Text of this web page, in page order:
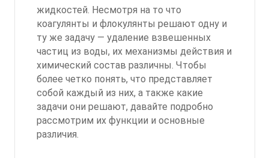
жидкостей. Несмотря на то что
коагулянты и флокулянты решают одну и
ту же задачу — удаление взвешенных
частиц из воды, их механизмы действия и
химический состав различны. Чтобы
более четко понять, что представляет
собой каждый из них, а также какие
задачи они решают, давайте подробно
рассмотрим их функции и основные
различия.